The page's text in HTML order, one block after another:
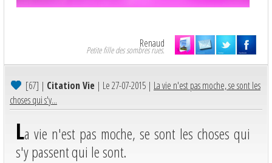
Renaud
Petite fille des sombres rues.
[67] | Citation Vie | Le 27-07-2015 | La vie n'est pas moche, se sont les
choses qui s'y...
La vie n'est pas moche, se sont les choses qui
s'y passent qui le sont.